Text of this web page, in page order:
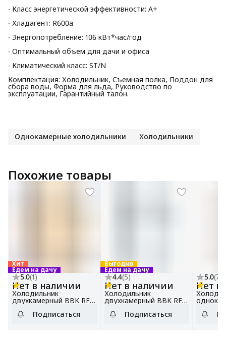
∙ Класс энергетической эффективности: А+
∙ Хладагент: R600a
∙ Энергопотребление: 106 кВт*час/год
∙ Оптимальный объем для дачи и офиса
∙ Климатический класс: ST/N
Комплектация: Холодильник, Съемная полка, Поддон для
сбора воды, Форма для льда, Руководство по
эксплуатации, Гарантийный талон.
Однокамерные холодильники Холодильники
Похожие товары
Хит
Едем на дачу
5.0(1)
Нет в наличии
Холодильник
двухкамерный BBK RF-
объем 98 лПодписаться
Выгодно
Едем на дачу
4.4(5)
Нет в наличии
Холодильник
двухкамерный BBK RF-
объем 98 л. Идеально
Подписаться
5.0(7
Нет в
объем